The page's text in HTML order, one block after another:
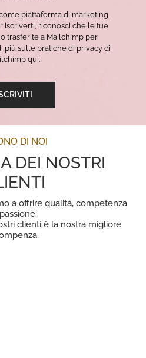
piattaforma di marketing.
iscriverti, riconosci che le tue
trasferite a Mailchimp per
più sulle pratiche di privacy di
qui.
DI NOI
DEI NOSTRI
a offrire qualità, competenza
clienti è la nostra migliore